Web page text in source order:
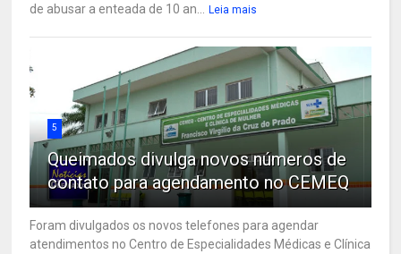
de abusar a enteada de 10 an...
Leia mais
5
Queimados divulga novos números de
contato para agendamento no CEMEQ
Foram divulgados os novos telefones para agendar
atendimentos no Centro de Especialidades Médicas e Clínica